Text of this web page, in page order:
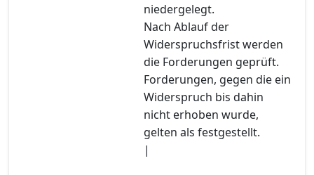
niedergelegt.
Nach Ablauf der
Widerspruchsfrist werden
die Forderungen geprüft.
Forderungen, gegen die ein
Widerspruch bis dahin
nicht erhoben wurde,
gelten als festgestellt.
|